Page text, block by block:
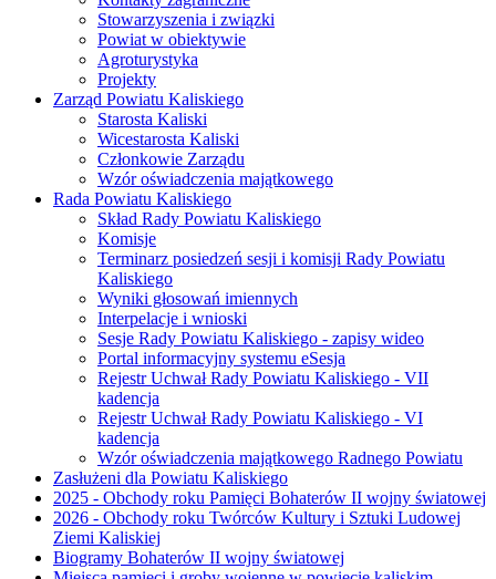
Stowarzyszenia i związki
Powiat w obiektywie
Agroturystyka
Projekty
Zarząd Powiatu Kaliskiego
Starosta Kaliski
Wicestarosta Kaliski
Członkowie Zarządu
Wzór oświadczenia majątkowego
Rada Powiatu Kaliskiego
Skład Rady Powiatu Kaliskiego
Komisje
Terminarz posiedzeń sesji i komisji Rady Powiatu
Kaliskiego
Wyniki głosowań imiennych
Interpelacje i wnioski
Sesje Rady Powiatu Kaliskiego - zapisy wideo
Portal informacyjny systemu eSesja
Rejestr Uchwał Rady Powiatu Kaliskiego - VII
kadencja
Rejestr Uchwał Rady Powiatu Kaliskiego - VI
kadencja
Wzór oświadczenia majątkowego Radnego Powiatu
Zasłużeni dla Powiatu Kaliskiego
2025 - Obchody roku Pamięci Bohaterów II wojny światowej
2026 - Obchody roku Twórców Kultury i Sztuki Ludowej
Ziemi Kaliskiej
Biogramy Bohaterów II wojny światowej